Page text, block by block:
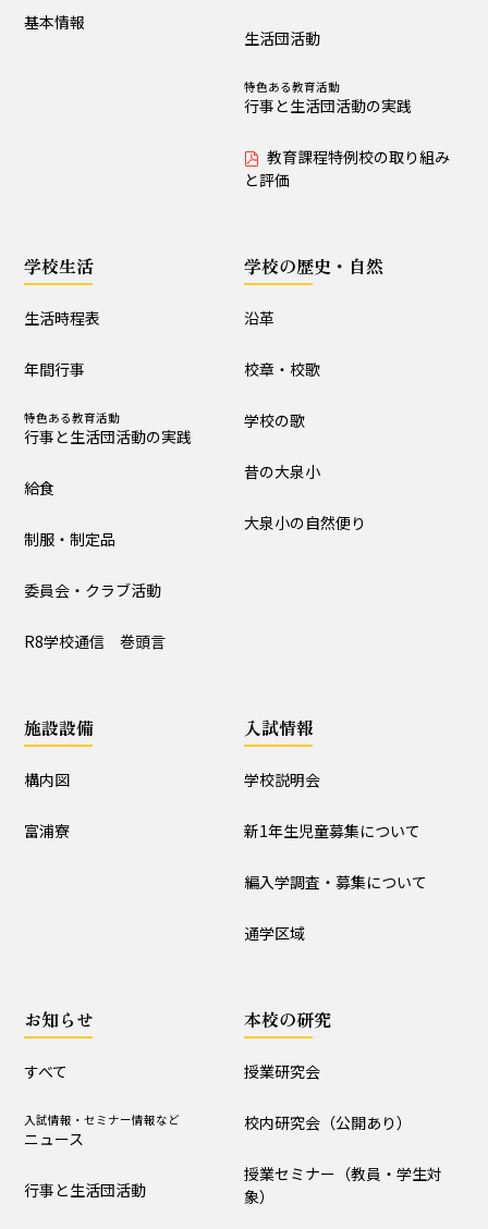
学校生活
給食
委員会・クラブ活動
大泉小の自然便り
入試情報
編入学調査・募集について
通学区域
お知らせ
ニュース
探究プログラムの実践
本校の研究
授業研究会
対象）
基本情報
生活団活動
特色ある教育活動
行事と生活団活動の実践
教育課程特例校の取り組み
と評価
学校生活
生活時程表
年間行事
特色ある教育活動
行事と生活団活動の実践
給食
制服・制定品
委員会・クラブ活動
R8学校通信 巻頭言
学校の歴史・自然
沿革
校章・校歌
学校の歌
昔の大泉小
大泉小の自然便り
施設設備
構内図
富浦寮
入試情報
学校説明会
新1年生児童募集について
編入学調査・募集について
通学区域
お知らせ
すべて
入試情報・セミナー情報など
ニュース
行事と生活団活動
本校の研究
授業研究会
校内研究会（公開あり）
授業セミナー（教員・学生対
象）